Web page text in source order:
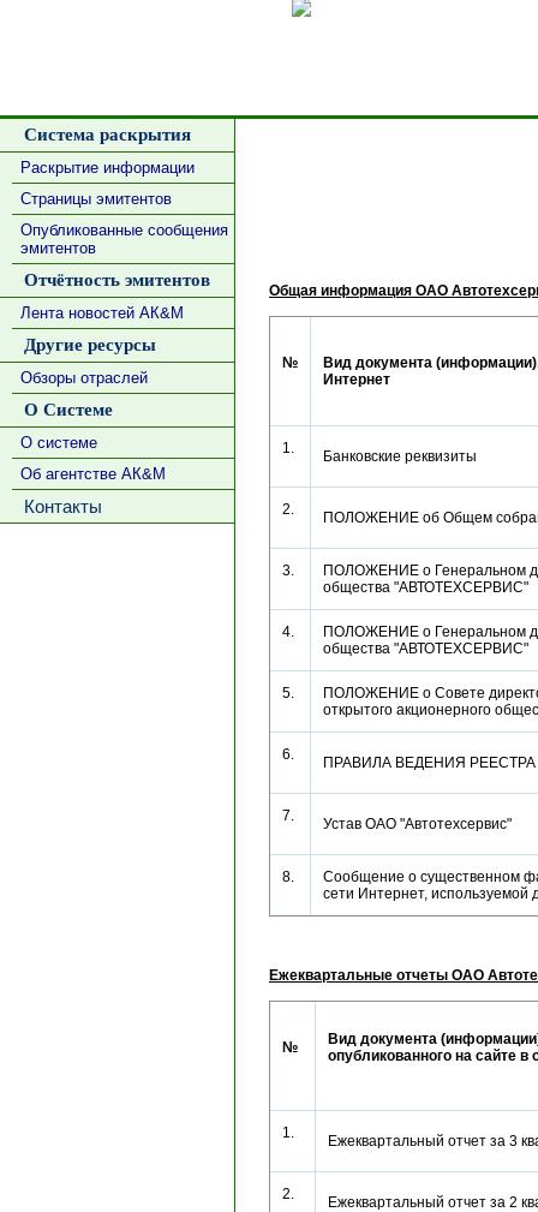
Система раскрытия
Раскрытие информации
Страницы эмитентов
Опубликованные сообщения
эмитентов
Отчётность эмитентов
Лента новостей АК&М
Другие ресурсы
Обзоры отраслей
О Системе
О системе
Об агентстве АК&М
Контакты
Общая информация ОАО
№
Вид документа
Интернет
1. Банковские реквизиты
2. ПОЛОЖЕНИЕ об Общем
3.
ПОЛОЖЕНИЕ о Генеральном
общества
4.
ПОЛОЖЕНИЕ о Генеральном
общества
5.
ПОЛОЖЕНИЕ о Совете
открытого акционерного
6. ПРАВИЛА ВЕДЕНИЯ
7. Устав ОАО "Автотехсервис"
8.
Сообщение о существенном
сети Интернет,
Ежеквартальные отчеты ОАО
№
Вид документа
опубликованного на сайте в
1. Ежеквартальный отчет за 3
2. Ежеквартальный отчет за 2